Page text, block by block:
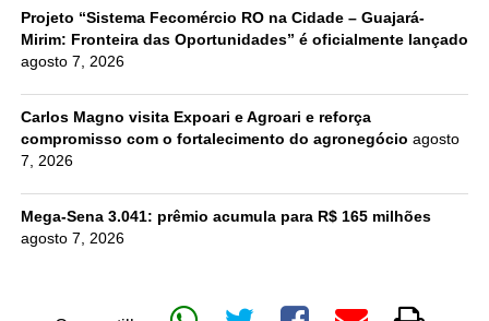
Projeto “Sistema Fecomércio RO na Cidade – Guajará-
Mirim: Fronteira das Oportunidades” é oficialmente lançado
agosto 7, 2026
Carlos Magno visita Expoari e Agroari e reforça
compromisso com o fortalecimento do agronegócio agosto
7, 2026
Mega-Sena 3.041: prêmio acumula para R$ 165 milhões
agosto 7, 2026